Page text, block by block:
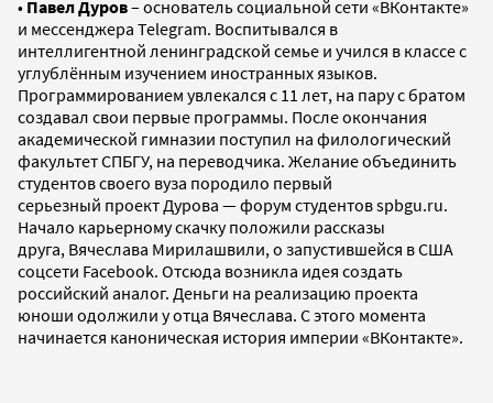
• Павел Дуров– основатель социальной сети «ВКонтакте»
и мессенджера Telegram. Воспитывался в
интеллигентной ленинградской семье и учился в классе с
углублённым изучением иностранных языков.
Программированием увлекался с 11 лет, на пару с братом
создавал свои первые программы. После окончания
академической гимназии поступил на филологический
факультет СПБГУ, на переводчика. Желание объединить
студентов своего вуза породило первый
серьезный проект Дурова — форум студентов spbgu.ru.
Начало карьерному скачку положили рассказы
друга, Вячеслава Мирилашвили, о запустившейся в США
соцсети Facebook. Отсюда возникла идея создать
российский аналог. Деньги на реализацию проекта
юноши одолжили у отца Вячеслава. С этого момента
начинается каноническая история империи «ВКонтакте».